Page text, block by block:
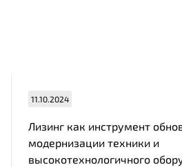
11.10.2024
Лизинг как инструмент
модернизации техники и
высокотехнологичного